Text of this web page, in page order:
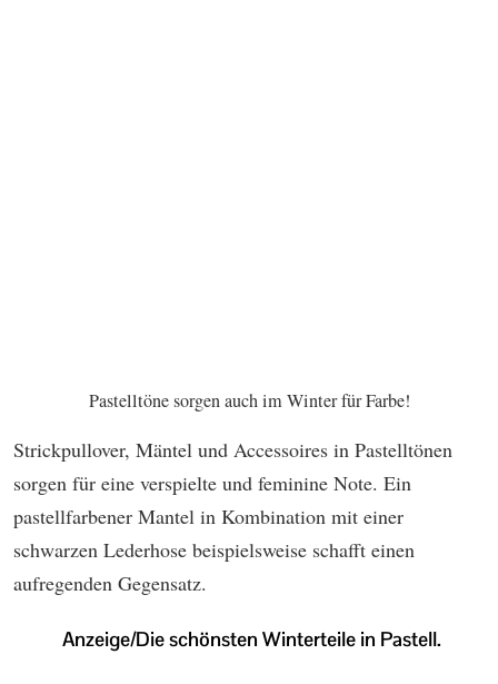
Pastelltöne sorgen auch im Winter für Farbe!
Strickpullover, Mäntel und Accessoires in Pastelltönen
sorgen für eine verspielte und feminine Note. Ein
pastellfarbener Mantel in Kombination mit einer
schwarzen Lederhose beispielsweise schafft einen
aufregenden Gegensatz.